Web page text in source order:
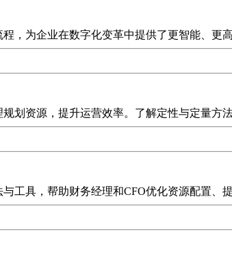
，为企业在数字化变革中提供了更智能、更
划资源，提升运营效率。了解定性与定量方
工具，帮助财务经理和CFO优化资源配置、